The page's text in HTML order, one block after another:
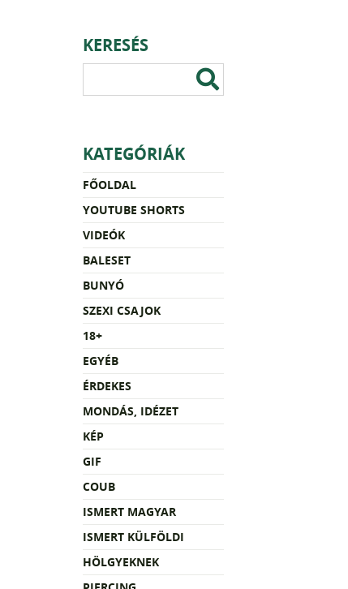
KERESÉS
KATEGÓRIÁK
FŐOLDAL
YOUTUBE SHORTS
VIDEÓK
BALESET
BUNYÓ
SZEXI CSAJOK
18+
EGYÉB
ÉRDEKES
MONDÁS, IDÉZET
KÉP
GIF
COUB
ISMERT MAGYAR
ISMERT KÜLFÖLDI
HÖLGYEKNEK